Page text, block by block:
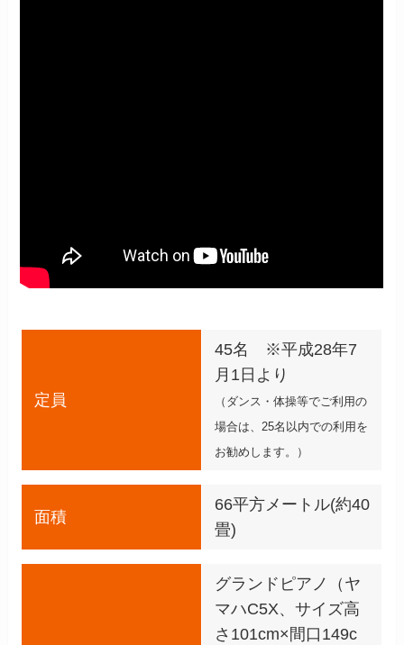
定員
45名 ※平成28年7
月1日より
（ダンス・体操等でご利用の
場合は、25名以内での利用を
お勧めします。）
面積
66平方メートル(約40
畳)
グランドピアノ（ヤ
マハC5X、サイズ高
さ101cm×間口149c